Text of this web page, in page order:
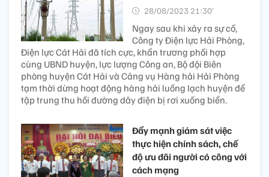
28/08/2023 21:30’
Ngay sau khi xảy ra sự cố,
Công ty Điện lực Hải Phòng,
Điện lực Cát Hải đã tích cực, khẩn trương phối hợp
cùng UBND huyện, lực lượng Công an, Bộ đội Biên
phòng huyện Cát Hải và Cảng vụ Hàng hải Hải Phòng
tạm thời dừng hoạt động hàng hải luồng lạch huyện để
tập trung thu hồi đường dây điện bị rơi xuống biển.
Đẩy mạnh giám sát việc
thực hiện chính sách, chế
độ ưu đãi người có công với
cách mạng